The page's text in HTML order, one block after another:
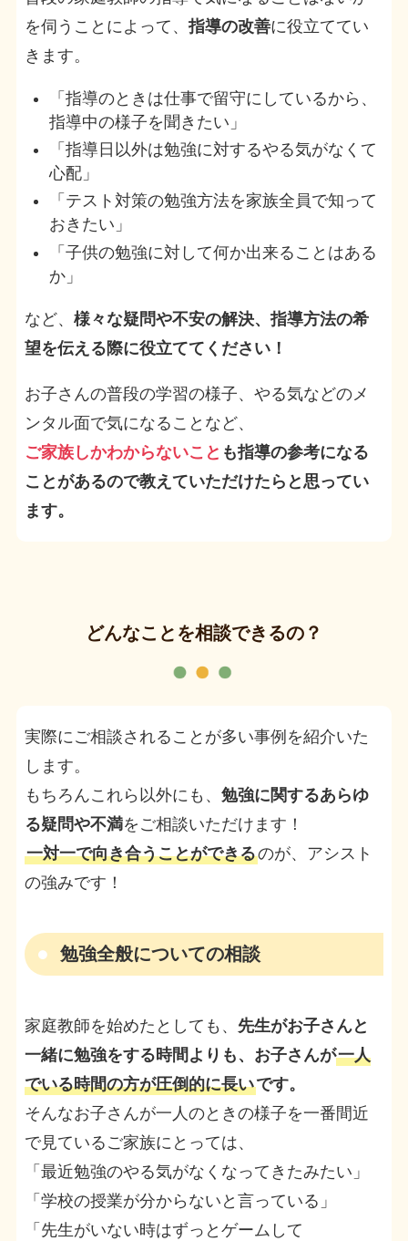
を伺うことによって、 指導の改善に役立ててい
きます。
「指導のときは仕事で留守にしているから、
指導中の様子を聞きたい」
「指導日以外は勉強に対するやる気がなくて
心配」
「テスト対策の勉強方法を家族全員で知って
おきたい」
「子供の勉強に対して何か出来ることはある
か」
など、 様々な疑問や不安の解決、指導方法の希
望を伝える際に役立ててください！
お子さんの普段の学習の様子、やる気などのメ
ンタル面で気になることなど、
ご家族しかわからないこと も指導の参考になる
ことがあるので教えていただけたらと思ってい
ます。
どんなことを相談できるの？
実際にご相談されることが多い事例を紹介いた
します。
もちろんこれら以外にも、 勉強に関するあらゆ
る疑問や不満をご相談いただけます！
一対一で向き合うことができるのが、アシスト
の強みです！
勉強全般についての相談
家庭教師を始めたとしても、 先生がお子さんと
一緒に勉強をする時間よりも、お子さんが一人
でいる時間の方が圧倒的に長いです。
そんなお子さんが一人のときの様子を一番間近
で見ているご家族にとっては、
「最近勉強のやる気がなくなってきたみたい」
「学校の授業が分からないと言っている」
「先生がいない時はずっとゲームして